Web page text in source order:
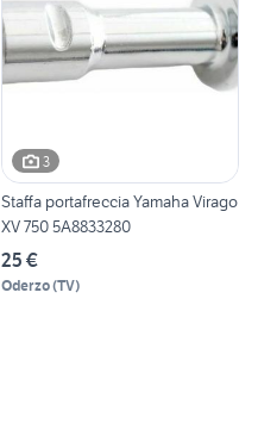
3
Staffa portafreccia Yamaha Virago
XV 750 5A8833280
25 €
Oderzo(TV)